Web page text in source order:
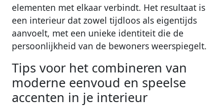
elementen met elkaar verbindt. Het resultaat is
een interieur dat zowel tijdloos als eigentijds
aanvoelt, met een unieke identiteit die de
persoonlijkheid van de bewoners weerspiegelt.
Tips voor het combineren van
moderne eenvoud en speelse
accenten in je interieur